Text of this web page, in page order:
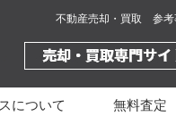
不動産売却・買取 参
について 無料査定